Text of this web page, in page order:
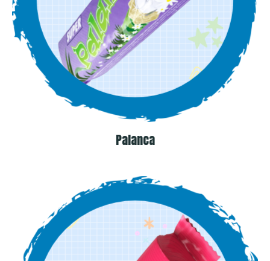
Palanca